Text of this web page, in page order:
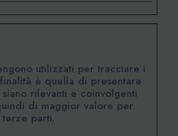
utilizzati per tracciare i
è quella di presentare
rilevanti e coinvolgenti
di maggior valore per
parti.